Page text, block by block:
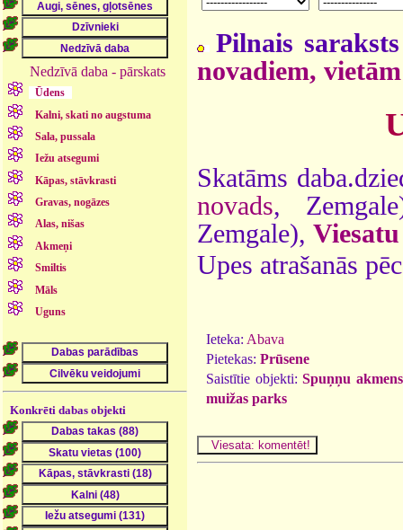
Nedzīvā daba - pārskats
Ūdens
Kalni, skati no augstuma
Sala, pussala
Iežu atsegumi
Kāpas, stāvkrasti
Gravas, nogāzes
Alas, nišas
Akmeņi
Smiltis
Māls
Uguns
Konkrēti dabas objekti
Pilnais
novadiem, vietām
Skatāms
novads,
Zemgale),
Upes atrašanās
Ieteka: Abava
Pietekas: Prūsene
Saistītie objekti:Spuņņu akmens
muižas parks